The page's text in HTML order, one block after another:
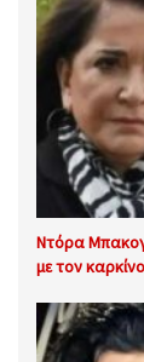
Ντόρα
με τον